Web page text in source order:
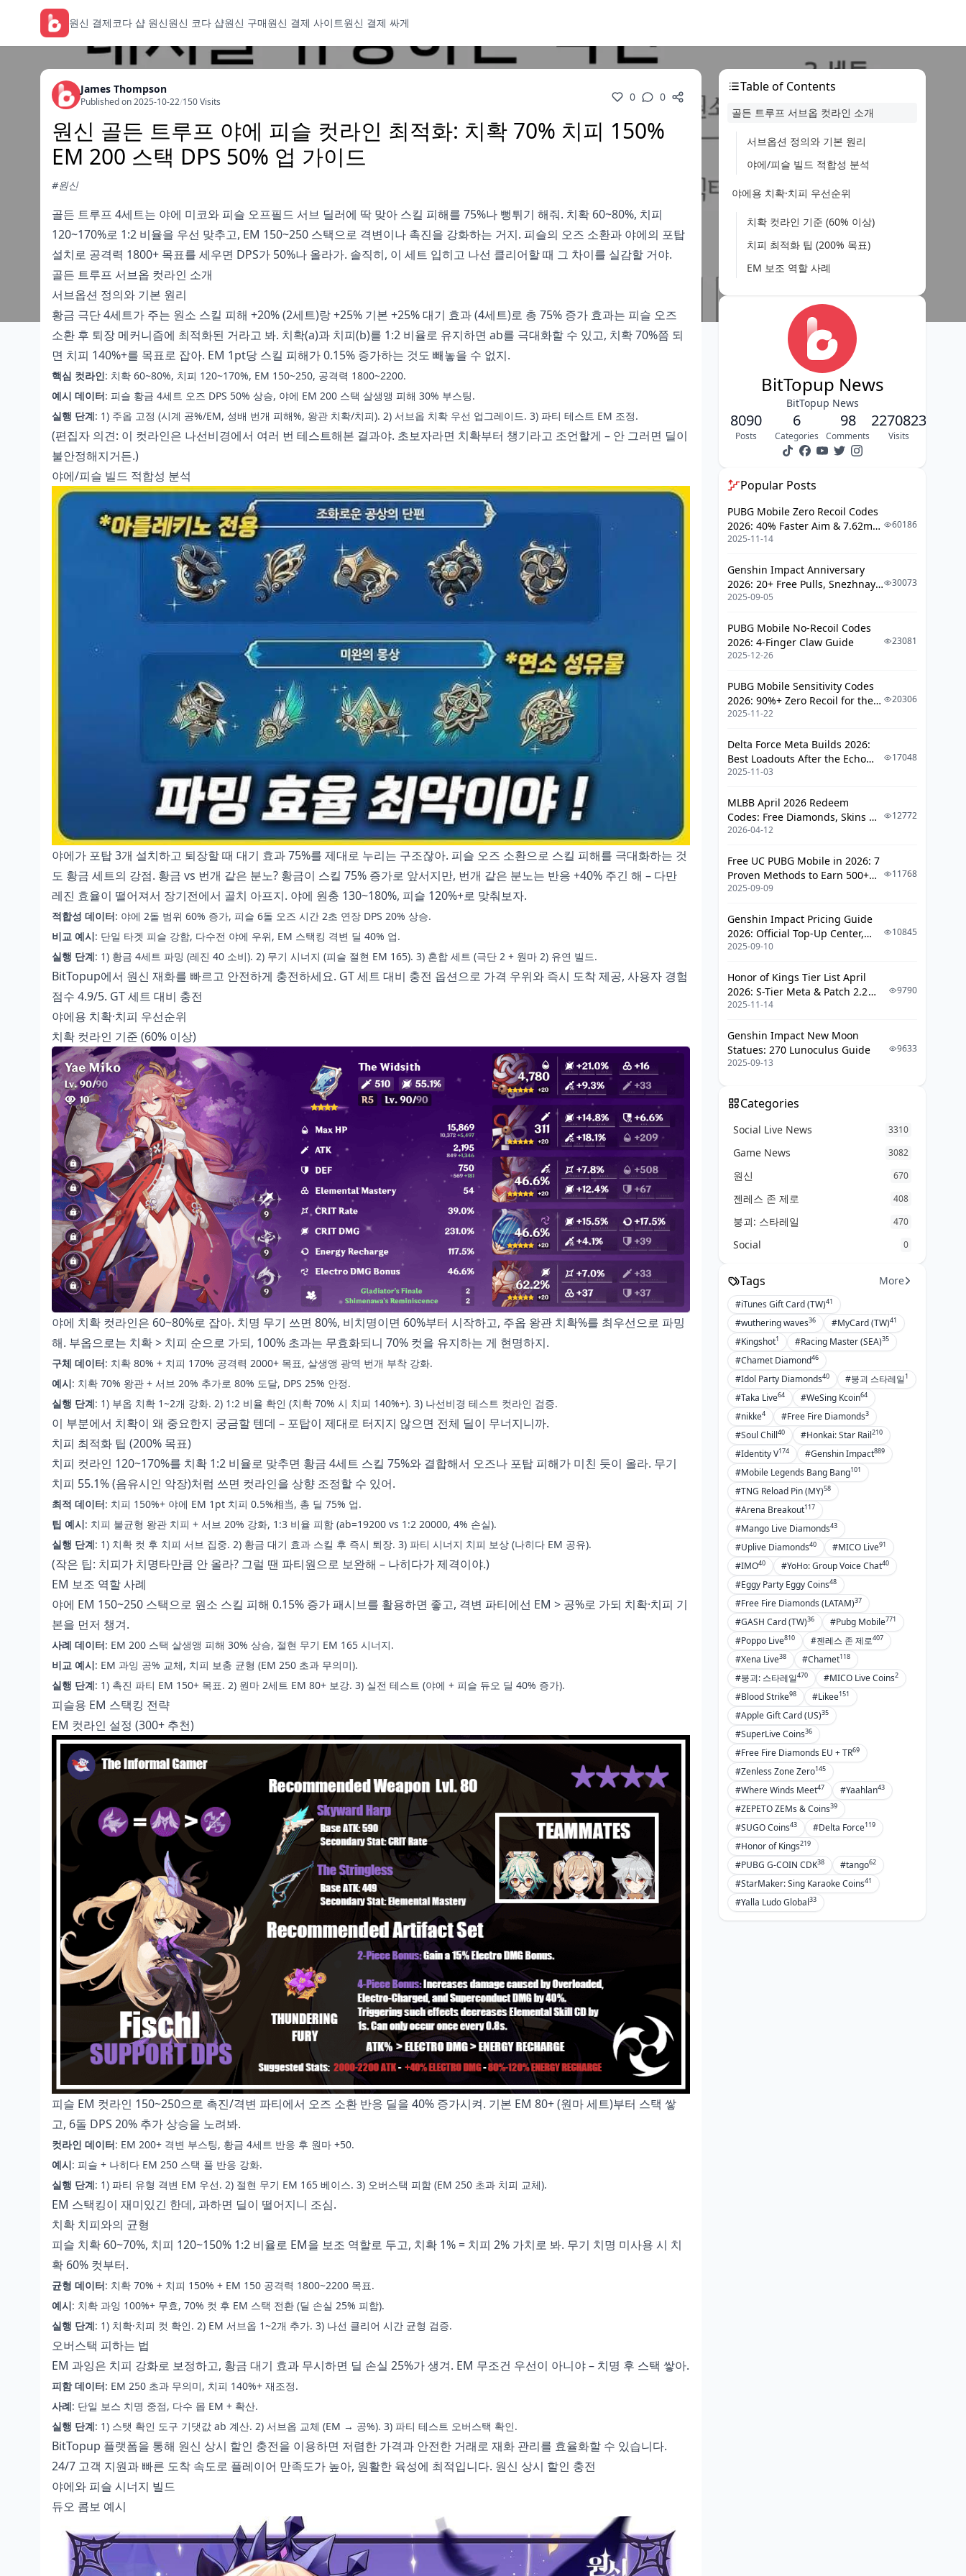
원신 결제코다 샵 원신원신 코다 샵원신 구매원신 결제 사이트원신 결제 싸게
James Thompson
Published on 2025-10-22/150 Visits 0 0
원신 골든 트루프 야에 피슬 컷라인 최적화: 치확 70% 치피 150%
EM 200 스택 DPS 50% 업 가이드
#원신
골든 트루프 4세트는 야에 미코와 피슬 오프필드 서브 딜러에 딱 맞아 스킬 피해를 75%나 뻥튀기 해줘. 치확 60~80%, 치피
120~170%로 1:2 비율을 우선 맞추고, EM 150~250 스택으로 격변이나 촉진을 강화하는 거지. 피슬의 오즈 소환과 야에의 포탑
설치로 공격력 1800+ 목표를 세우면 DPS가 50%나 올라가. 솔직히, 이 세트 입히고 나선 클리어할 때 그 차이를 실감할 거야.
골든 트루프 서브옵 컷라인 소개
서브옵션 정의와 기본 원리
황금 극단 4세트가 주는 원소 스킬 피해 +20% (2세트)랑 +25% 기본 +25% 대기 효과 (4세트)로 총 75% 증가 효과는 피슬 오즈
소환 후 퇴장 메커니즘에 최적화된 거라고 봐. 치확(a)과 치피(b)를 1:2 비율로 유지하면 ab를 극대화할 수 있고, 치확 70%쯤 되
면 치피 140%+를 목표로 잡아. EM 1pt당 스킬 피해가 0.15% 증가하는 것도 빼놓을 수 없지.
핵심 컷라인: 치확 60~80%, 치피 120~170%, EM 150~250, 공격력 1800~2200.
예시 데이터: 피슬 황금 4세트 오즈 DPS 50% 상승, 야에 EM 200 스택 살생앵 피해 30% 부스팅.
실행 단계: 1) 주옵 고정 (시계 공%/EM, 성배 번개 피해%, 왕관 치확/치피). 2) 서브옵 치확 우선 업그레이드. 3) 파티 테스트 EM 조정.
(편집자 의견: 이 컷라인은 나선비경에서 여러 번 테스트해본 결과야. 초보자라면 치확부터 챙기라고 조언할게 – 안 그러면 딜이
불안정해지거든.)
야에/피슬 빌드 적합성 분석
야에가 포탑 3개 설치하고 퇴장할 때 대기 효과 75%를 제대로 누리는 구조잖아. 피슬 오즈 소환으로 스킬 피해를 극대화하는 것
도 황금 세트의 강점. 황금 vs 번개 같은 분노? 황금이 스킬 75% 증가로 앞서지만, 번개 같은 분노는 반응 +40% 주긴 해 – 다만
레진 효율이 떨어져서 장기전에서 골치 아프지. 야에 원충 130~180%, 피슬 120%+로 맞춰보자.
적합성 데이터: 야에 2돌 범위 60% 증가, 피슬 6돌 오즈 시간 2초 연장 DPS 20% 상승.
비교 예시: 단일 타겟 피슬 강함, 다수전 야에 우위, EM 스택킹 격변 딜 40% 업.
실행 단계: 1) 황금 4세트 파밍 (레진 40 소비). 2) 무기 시너지 (피슬 절현 EM 165). 3) 혼합 세트 (극단 2 + 원마 2) 유연 빌드.
BitTopup에서 원신 재화를 빠르고 안전하게 충전하세요. GT 세트 대비 충전 옵션으로 가격 우위와 즉시 도착 제공, 사용자 경험
점수 4.9/5. GT 세트 대비 충전
야에용 치확·치피 우선순위
치확 컷라인 기준 (60% 이상)
야에 치확 컷라인은 60~80%로 잡아. 치명 무기 쓰면 80%, 비치명이면 60%부터 시작하고, 주옵 왕관 치확%를 최우선으로 파밍
해. 부옵으로는 치확 > 치피 순으로 가되, 100% 초과는 무효화되니 70% 컷을 유지하는 게 현명하지.
구체 데이터: 치확 80% + 치피 170% 공격력 2000+ 목표, 살생앵 광역 번개 부착 강화.
예시: 치확 70% 왕관 + 서브 20% 추가로 80% 도달, DPS 25% 안정.
실행 단계: 1) 부옵 치확 1~2개 강화. 2) 1:2 비율 확인 (치확 70% 시 치피 140%+). 3) 나선비경 테스트 컷라인 검증.
이 부분에서 치확이 왜 중요한지 궁금할 텐데 – 포탑이 제대로 터지지 않으면 전체 딜이 무너지니까.
치피 최적화 팁 (200% 목표)
치피 컷라인 120~170%를 치확 1:2 비율로 맞추면 황금 4세트 스킬 75%와 결합해서 오즈나 포탑 피해가 미친 듯이 올라. 무기
치피 55.1% (음유시인 악장)처럼 쓰면 컷라인을 상향 조정할 수 있어.
최적 데이터: 치피 150%+ 야에 EM 1pt 치피 0.5%相当, 총 딜 75% 업.
팁 예시: 치피 불균형 왕관 치피 + 서브 20% 강화, 1:3 비율 피함 (ab=19200 vs 1:2 20000, 4% 손실).
실행 단계: 1) 치확 컷 후 치피 서브 집중. 2) 황금 대기 효과 스킬 후 즉시 퇴장. 3) 파티 시너지 치피 보상 (나히다 EM 공유).
(작은 팁: 치피가 치명타만큼 안 올라? 그럴 땐 파티원으로 보완해 – 나히다가 제격이야.)
EM 보조 역할 사례
야에 EM 150~250 스택으로 원소 스킬 피해 0.15% 증가 패시브를 활용하면 좋고, 격변 파티에선 EM > 공%로 가되 치확·치피 기
본을 먼저 챙겨.
사례 데이터: EM 200 스택 살생앵 피해 30% 상승, 절현 무기 EM 165 시너지.
비교 예시: EM 과잉 공% 교체, 치피 보충 균형 (EM 250 초과 무의미).
실행 단계: 1) 촉진 파티 EM 150+ 목표. 2) 원마 2세트 EM 80+ 보강. 3) 실전 테스트 (야에 + 피슬 듀오 딜 40% 증가).
피슬용 EM 스택킹 전략
EM 컷라인 설정 (300+ 추천)
피슬 EM 컷라인 150~250으로 촉진/격변 파티에서 오즈 소환 반응 딜을 40% 증가시켜. 기본 EM 80+ (원마 세트)부터 스택 쌓
고, 6돌 DPS 20% 추가 상승을 노려봐.
컷라인 데이터: EM 200+ 격변 부스팅, 황금 4세트 반응 후 원마 +50.
예시: 피슬 + 나히다 EM 250 스택 풀 반응 강화.
실행 단계: 1) 파티 유형 격변 EM 우선. 2) 절현 무기 EM 165 베이스. 3) 오버스택 피함 (EM 250 초과 치피 교체).
EM 스택킹이 재미있긴 한데, 과하면 딜이 떨어지니 조심.
치확 치피와의 균형
피슬 치확 60~70%, 치피 120~150% 1:2 비율로 EM을 보조 역할로 두고, 치확 1% = 치피 2% 가치로 봐. 무기 치명 미사용 시 치
확 60% 컷부터.
균형 데이터: 치확 70% + 치피 150% + EM 150 공격력 1800~2200 목표.
예시: 치확 과잉 100%+ 무효, 70% 컷 후 EM 스택 전환 (딜 손실 25% 피함).
실행 단계: 1) 치확·치피 컷 확인. 2) EM 서브옵 1~2개 추가. 3) 나선 클리어 시간 균형 검증.
오버스택 피하는 법
EM 과잉은 치피 강화로 보정하고, 황금 대기 효과 무시하면 딜 손실 25%가 생겨. EM 무조건 우선이 아니야 – 치명 후 스택 쌓아.
피함 데이터: EM 250 초과 무의미, 치피 140%+ 재조정.
사례: 단일 보스 치명 중점, 다수 몹 EM + 확산.
실행 단계: 1) 스탯 확인 도구 기댓값 ab 계산. 2) 서브옵 교체 (EM → 공%). 3) 파티 테스트 오버스택 확인.
BitTopup 플랫폼을 통해 원신 상시 할인 충전을 이용하면 저렴한 가격과 안전한 거래로 재화 관리를 효율화할 수 있습니다.
24/7 고객 지원과 빠른 도착 속도로 플레이어 만족도가 높아, 원활한 육성에 최적입니다. 원신 상시 할인 충전
야에와 피슬 시너지 빌드
듀오 콤보 예시
Table of Contents
골든 트루프 서브옵 컷라인 소개
서브옵션 정의와 기본 원리
야에/피슬 빌드 적합성 분석
야에용 치확·치피 우선순위
치확 컷라인 기준 (60% 이상)
치피 최적화 팁 (200% 목표)
EM 보조 역할 사례
EM 컷라인 설정 (300+ 추천)
치확 치피와의 균형
오버스택 피하는 법
야에와 피슬 시너지 빌드
듀오 콤보 예시
DPS 향상 지표 비교
도구 및 앱 추천
패치별 업데이트 팁
치확 > 치피 > EM 순서 이유
트레이드오프 분석
초보자 vs 고수 차이
커뮤니티 오해와 피함법
일반적 실수 사례
한국 플레이어 맞춤 팁
실전 빌드 케이스 스터디
컷라인 적용 전후 비교
커스터마이징 옵션
최종 팁과 자원 추천
내부 링크 및 외부 자료
커뮤니티 참여 조언
요약 체크리스트
FAQ
업데이트 히스토리
최근 패치 반영
BitTopup News
BitTopup News
8090
Posts
6
Categories
98
Comments
2270823
Visits
Popular Posts
PUBG Mobile Zero Recoil Codes
2026: 40% Faster Aim & 7.62mm
Weapon Adjustments
2025-11-14
60186
Genshin Impact Anniversary
2026: 20+ Free Pulls, Snezhnaya
Roadmap & Complete Guide
2025-09-05
30073
PUBG Mobile No-Recoil Codes
2026: 4-Finger Claw Guide
2025-12-26
23081
PUBG Mobile Sensitivity Codes
2026: 90%+ Zero Recoil for the
V4.4 M416 & AUG Meta
2025-11-22
20306
Delta Force Meta Builds 2026:
Best Loadouts After the Echo
Season Update
2025-11-03
17048
MLBB April 2026 Redeem
Codes: Free Diamonds, Skins &
Starlight Rewards
2026-04-12
12772
Free UC PUBG Mobile in 2026: 7
Proven Methods to Earn 500+
UC (V4.3 & RPA18 Updates)
2025-09-09
11768
Genshin Impact Pricing Guide
2026: Official Top-Up Center,
Platform Differences, and
2025-09-10
10845
Honor of Kings Tier List April
2026: S-Tier Meta & Patch 2.2
Changes
2025-11-14
9790
Genshin Impact New Moon
Statues: 270 Lunoculus Guide
2025-09-13
9633
Categories
Social Live News 3310
Game News 3082
원신 670
젠레스 존 제로 408
붕괴: 스타레일 470
Social 0
Tags More
#iTunes Gift Card (TW)41
#wuthering waves36 #MyCard (TW)41
#Kingshot1 #Racing Master (SEA)35
#Chamet Diamond46
#Idol Party Diamonds40 #붕괴 스타레일1
#Taka Live64 #WeSing Kcoin64
#nikke4 #Free Fire Diamonds3
#Soul Chill40 #Honkai: Star Rail210
#Identity V174 #Genshin Impact889
#Mobile Legends Bang Bang101
#TNG Reload Pin (MY)58
#Arena Breakout117
#Mango Live Diamonds43
#Uplive Diamonds40 #MICO Live91
#IMO40 #YoHo: Group Voice Chat40
#Eggy Party Eggy Coins48
#Free Fire Diamonds (LATAM)37
#GASH Card (TW)36 #Pubg Mobile771
#Poppo Live810 #젠레스 존 제로407
#Xena Live38 #Chamet118
#붕괴: 스타레일470 #MICO Live Coins2
#Blood Strike98 #Likee151
#Apple Gift Card (US)35
#SuperLive Coins36
#Free Fire Diamonds EU + TR69
#Zenless Zone Zero145
#Where Winds Meet47 #Yaahlan43
#ZEPETO ZEMs & Coins39
#SUGO Coins43 #Delta Force119
#Honor of Kings219
#PUBG G-COIN CDK38 #tango62
#StarMaker: Sing Karaoke Coins41
#Yalla Ludo Global33